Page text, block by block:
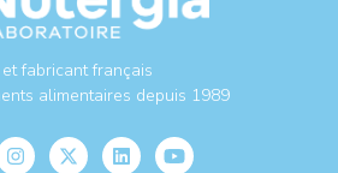
fabricant français
alimentaires depuis 1989